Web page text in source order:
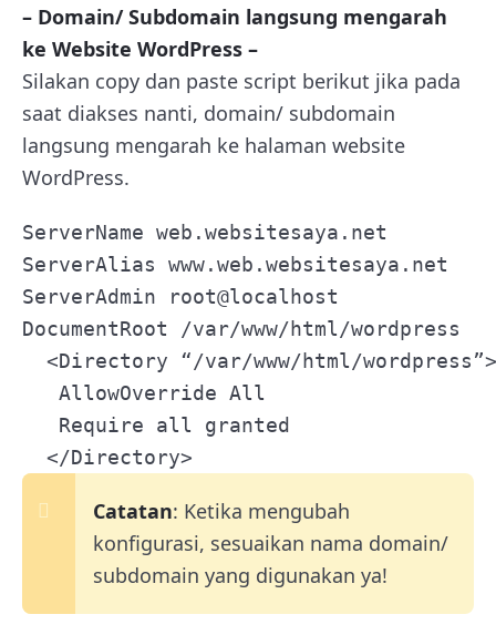
– Domain/ Subdomain langsung mengarah
ke Website WordPress –
Silakan copy dan paste script berikut jika pada
saat diakses nanti, domain/ subdomain
langsung mengarah ke halaman website
WordPress.
ServerName web.websitesaya.net
ServerAlias www.web.websitesaya.net
ServerAdmin root@localhost
DocumentRoot /var/www/html/wordpress
  <Directory “/var/www/html/wordpress”>
   AllowOverride All
   Require all granted
  </Directory>
Catatan: Ketika mengubah
konfigurasi, sesuaikan nama domain/
subdomain yang digunakan ya!